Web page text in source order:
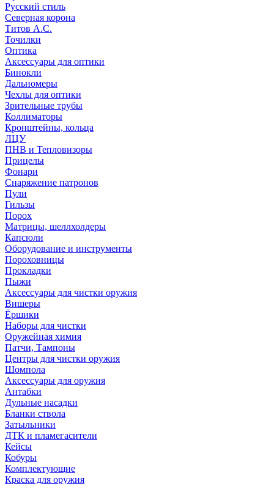
Русский стиль
Северная корона
Титов А.С.
Точилки
Оптика
Аксессуары для оптики
Бинокли
Дальномеры
Чехлы для оптики
Зрительные трубы
Коллиматоры
Кронштейны, кольца
ЛЦУ
ПНВ и Тепловизоры
Прицелы
Фонари
Снаряжение патронов
Пули
Гильзы
Порох
Матрицы, шеллхолдеры
Капсюли
Оборудование и инструменты
Пороховницы
Прокладки
Пыжи
Аксессуары для чистки оружия
Вишеры
Ёршики
Наборы для чистки
Оружейная химия
Патчи, Тампоны
Центры для чистки оружия
Шомпола
Аксессуары для оружия
Антабки
Дульные насадки
Бланки ствола
Затыльники
ДТК и пламегасители
Кейсы
Кобуры
Комплектующие
Краска для оружия